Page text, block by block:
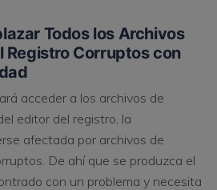
Todos los Archivos
Registro Corruptos con
acceder a los archivos de
editor del registro, la
afectada por archivos de
De ahí que se produzca el
con un problema y necesita